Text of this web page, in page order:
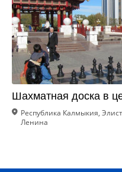
Шахматная доска в
Республика Калмыкия,
Ленина